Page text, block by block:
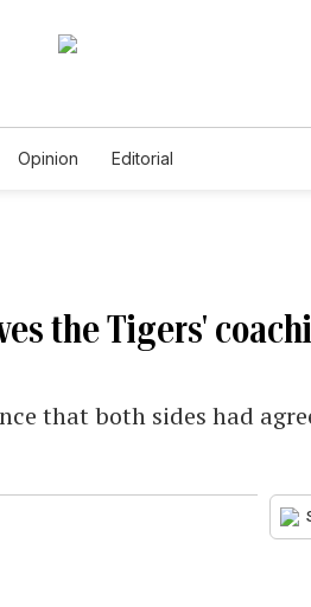
Opinion Editorial
the Tigers'
that both sides had